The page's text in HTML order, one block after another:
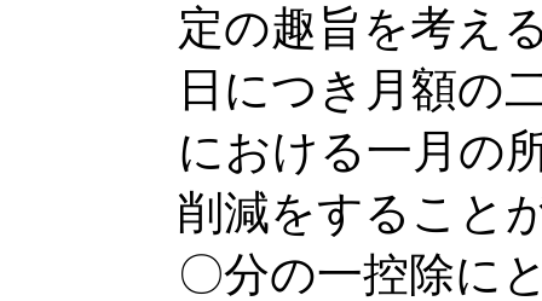
定の趣旨を考え
日につき月額の
における一月の
削減をすること
〇分の一控除に